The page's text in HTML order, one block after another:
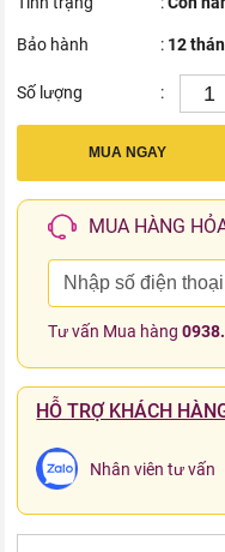
Bảo hành : 12
Số lượng :
MUA NGAY
MUA HÀNG
Tư vấn Mua hàng
HỖ TRỢ KHÁCH
Nhân viên tư vấn